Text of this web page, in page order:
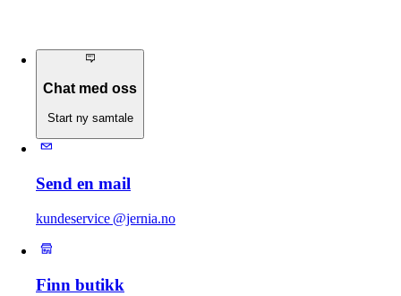
Chat med oss
Start ny samtale
Send en mail
kundeservice @jernia.no
Finn butikk